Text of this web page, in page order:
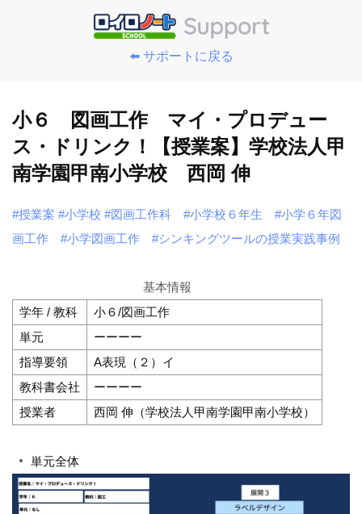
⬅️ サポートに戻る
小６ 図画工作 マイ・プロデュー
ス・ドリンク！【授業案】学校法人甲
南学園甲南小学校 西岡 伸
#授業案 #小学校 #図画工作科 #小学校６年生
#小学６年図
画工作
#小学図画工作 #シンキングツールの授業実践事例
基本情報
学年 / 教科
小６/図画工作
単元
ーーーー
指導要領
A表現（２）イ
教科書会社
ーーーー
授業者
西岡 伸（学校法人甲南学園甲南小学校）
単元全体